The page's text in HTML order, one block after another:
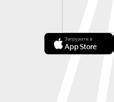
Загрузите в
App Store